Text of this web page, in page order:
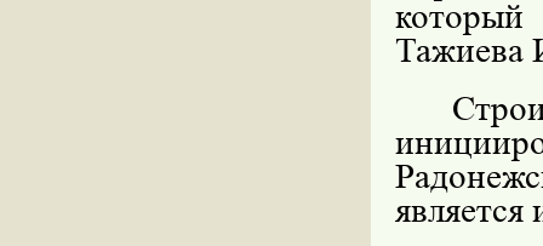
который
Тажиева